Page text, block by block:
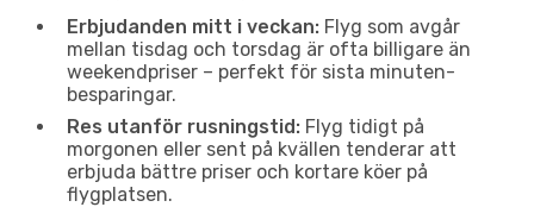
Erbjudanden mitt i veckan: Flyg som avgår
mellan tisdag och torsdag är ofta billigare än
weekendpriser – perfekt för sista minuten-
besparingar.
Res utanför rusningstid: Flyg tidigt på
morgonen eller sent på kvällen tenderar att
erbjuda bättre priser och kortare köer på
flygplatsen.